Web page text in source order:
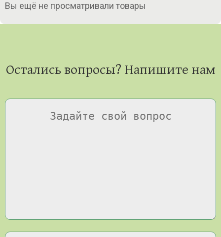
Вы ещё не просматривали товары
Остались вопросы? Напишите нам